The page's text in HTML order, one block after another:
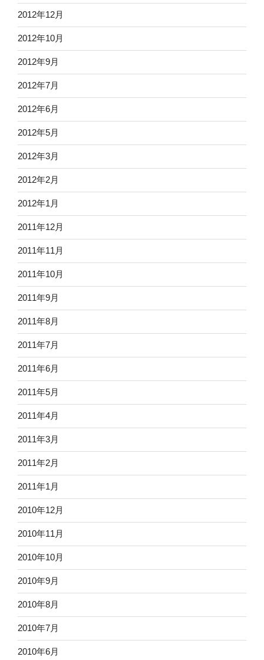
2012年12月
2012年10月
2012年9月
2012年7月
2012年6月
2012年5月
2012年3月
2012年2月
2012年1月
2011年12月
2011年11月
2011年10月
2011年9月
2011年8月
2011年7月
2011年6月
2011年5月
2011年4月
2011年3月
2011年2月
2011年1月
2010年12月
2010年11月
2010年10月
2010年9月
2010年8月
2010年7月
2010年6月